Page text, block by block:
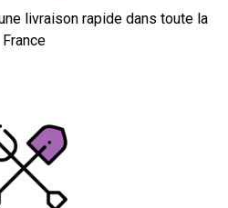
livraison rapide dans toute la
France